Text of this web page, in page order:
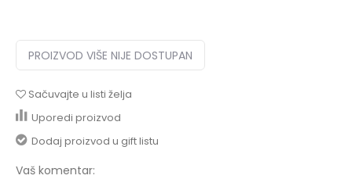
PROIZVOD VIŠE NIJE DOSTUPAN
Sačuvajte u listi želja
Uporedi proizvod
Dodaj proizvod u gift listu
Vaš komentar: